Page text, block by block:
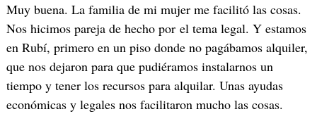
Muy buena. La familia de mi mujer me facilitó las cosas.
Nos hicimos pareja de hecho por el tema legal. Y estamos
en Rubí, primero en un piso donde no pagábamos alquiler,
que nos dejaron para que pudiéramos instalarnos un
tiempo y tener los recursos para alquilar. Unas ayudas
económicas y legales nos facilitaron mucho las cosas.